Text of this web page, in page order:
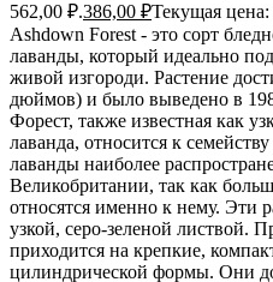
562,00 ₽.386,00 ₽Текущая
Ashdown Forest - это сорт
лаванды, который идеально
живой изгороди. Растение
дюймов) и было выведено в
Форест, также известная как
лаванда, относится к
лаванды наиболее
Великобритании, так как
относятся именно к нему. Эти
узкой, серо-зеленой листвой.
приходится на крепкие,
цилиндрической формы. Они